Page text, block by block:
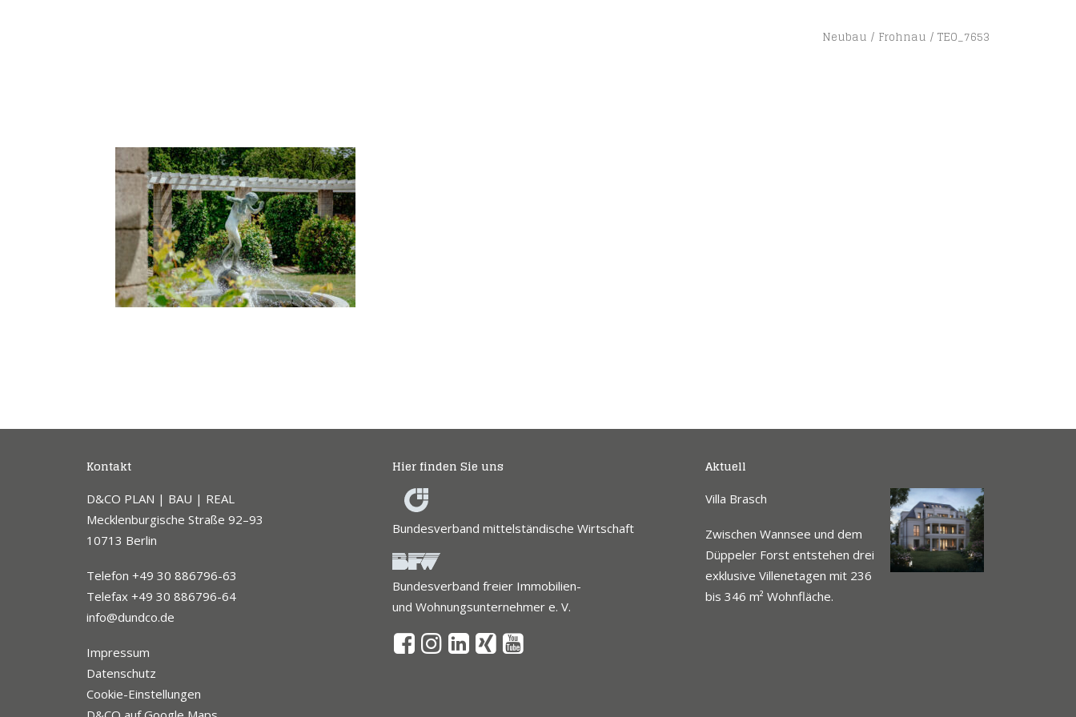
Neubau Frohnau TEO_7653
Kontakt
D&CO PLAN | BAU | REAL
Mecklenburgische Straße 92–93
10713 Berlin
Telefon +49 30 886796-63
Telefax +49 30 886796-64
info@dundco.de
Impressum
Datenschutz
Cookie-Einstellungen
Hier finden Sie uns
Bundesverband mittelständische Wirtschaft
Bundesverband freier Immobilien-
und Wohnungsunternehmer e. V.
Aktuell
Villa Brasch
Zwischen Wannsee und dem
Düppeler Forst entstehen drei
exklusive Villenetagen mit 236
bis 346 m² Wohnfläche.